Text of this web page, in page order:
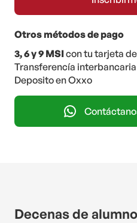
Otros métodos de pago
3, 6 y 9 MSIcon tu tarjeta
Transferencía interbancaria
Deposito en Oxxo
Decenas de